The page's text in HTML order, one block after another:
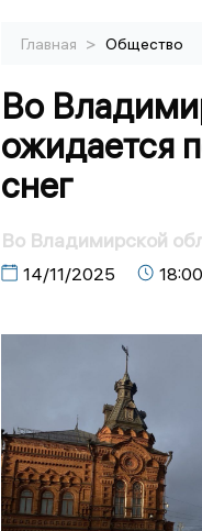
Главная > Общество
Во
ожидается
снег
Во Владимирской
14/11/2025 18:00